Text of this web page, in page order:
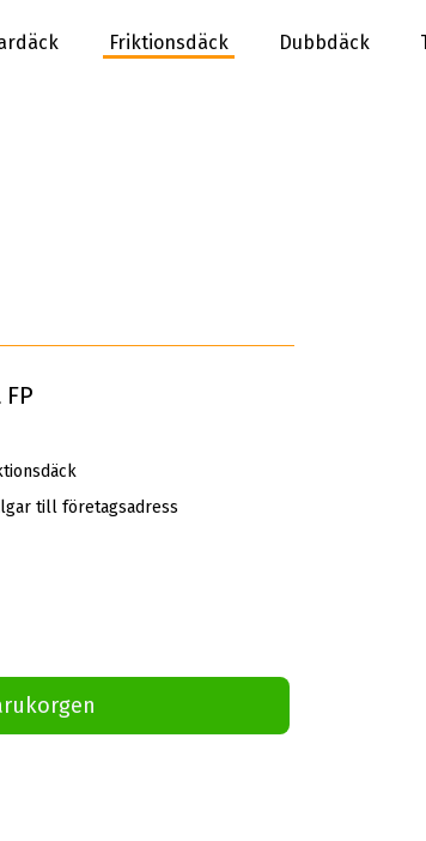
Friktionsdäck Dubbdäck
FP
till företagsadress